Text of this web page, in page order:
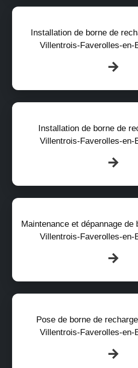
Installation de borne de
Villentrois-Faverolles-en-
Installation de borne de
Villentrois-Faverolles-en-
Maintenance et dépannage de
Villentrois-Faverolles-en-
Pose de borne de
Villentrois-Faverolles-en-